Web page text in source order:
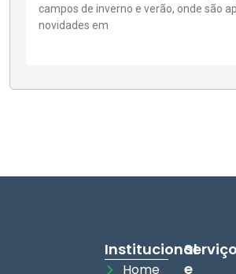
campos de inverno e verão, onde são
novidades em
Institucional
Home
e